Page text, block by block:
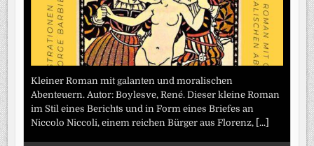
Kleiner Roman mit galanten und moralischen
Abenteuern. Autor: Boylesve, René. Dieser kleine Roman
im Stil eines Berichts und in Form eines Briefes an
Niccolo Niccoli, einem reichen Bürger aus Florenz, [...]